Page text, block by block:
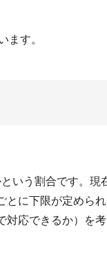
ます。
いう割合です。現
とに下限が定めら
対応できるか）を